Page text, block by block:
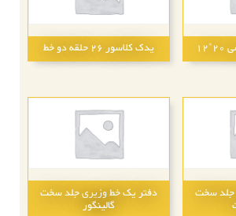
یدک کلاسور 26 حلقه دو خط
جلد سخت دفتر یک خط وزیری جلد سخت
گالینگور